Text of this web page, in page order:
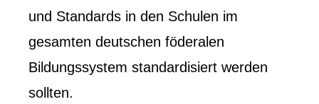
und Standards in den Schulen im
gesamten deutschen föderalen
Bildungssystem standardisiert werden
sollten.